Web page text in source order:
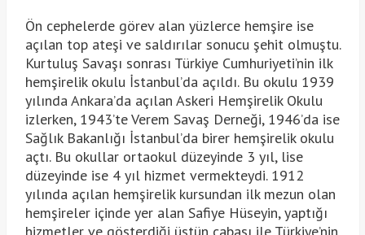
Ön cephelerde görev alan yüzlerce hemşire ise
açılan top ateşi ve saldırılar sonucu şehit olmuştu.
Kurtuluş Savaşı sonrası Türkiye Cumhuriyeti’nin ilk
hemşirelik okulu İstanbul’da açıldı. Bu okulu 1939
yılında Ankara’da açılan Askeri Hemşirelik Okulu
izlerken, 1943’te Verem Savaş Derneği, 1946’da ise
Sağlık Bakanlığı İstanbul’da birer hemşirelik okulu
açtı. Bu okullar ortaokul düzeyinde 3 yıl, lise
düzeyinde ise 4 yıl hizmet vermekteydi. 1912
yılında açılan hemşirelik kursundan ilk mezun olan
hemşireler içinde yer alan Safiye Hüseyin, yaptığı